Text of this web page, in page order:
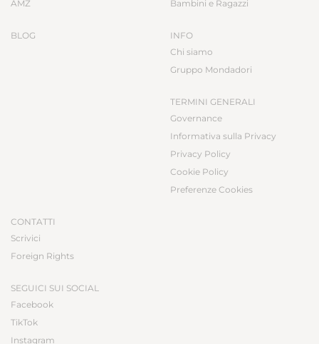
AMZ
BLOG
Bambini e Ragazzi
INFO
Chi siamo
Gruppo Mondadori
TERMINI GENERALI
Governance
Informativa sulla Privacy
Privacy Policy
Cookie Policy
Preferenze Cookies
CONTATTI
Scrivici
Foreign Rights
SEGUICI SUI SOCIAL
Facebook
TikTok
Instagram